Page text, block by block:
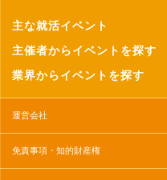
主な就活イベント
主催者からイベントを探す
業界からイベントを探す
運営会社
免責事項・知的財産権